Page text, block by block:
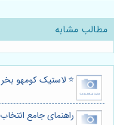
مطالب مشابه
⭐️ لاستیک کومهو
راهنمای جامع